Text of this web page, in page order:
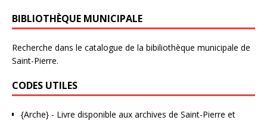
BIBLIOTHÈQUE MUNICIPALE
Recherche dans le catalogue de la bibiliothèque municipale de
Saint-Pierre.
CODES UTILES
{Arche} - Livre disponible aux archives de Saint-Pierre et